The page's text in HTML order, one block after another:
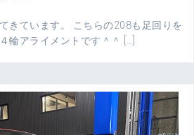
きています。 こちらの208も足回りを
輪アライメントです＾＾ […]